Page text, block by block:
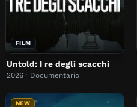
FILM
Untold: I re degli scacchi
2026 · Documentario
NEW